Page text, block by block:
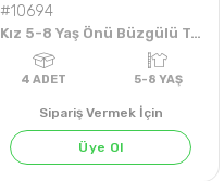
#10694
Kız 5-8 Yaş Önü Büzgülü Takım
Sipariş Vermek İçin
Üye Ol